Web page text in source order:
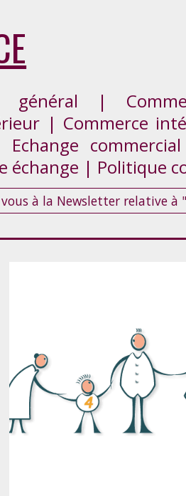
général |
| Commerce
échange | Politique
à la Newsletter relative à